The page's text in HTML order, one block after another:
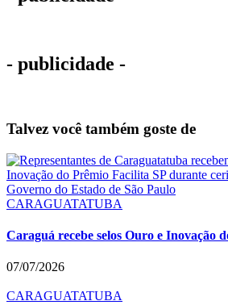
- publicidade -
Talvez você também goste de
CARAGUATATUBA
Caraguá recebe selos Ouro e Inovação
07/07/2026
CARAGUATATUBA